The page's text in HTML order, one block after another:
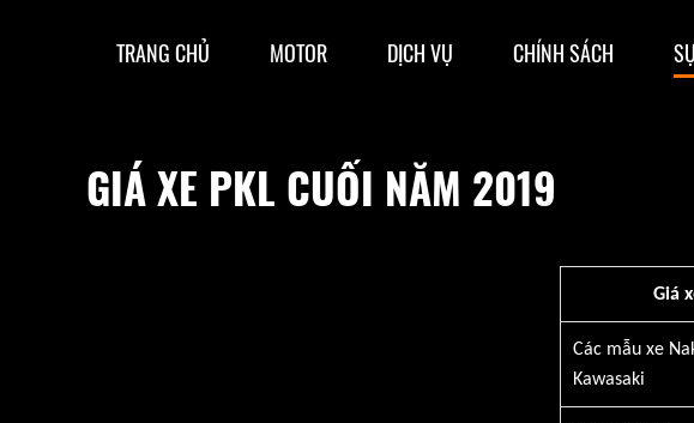
TRANG CHỦ MOTOR DỊCH VỤ CHÍNH SÁCH
GIÁ XE PKL CUỐI NĂM 2019
Giá
Các mẫu xe
Kawasaki